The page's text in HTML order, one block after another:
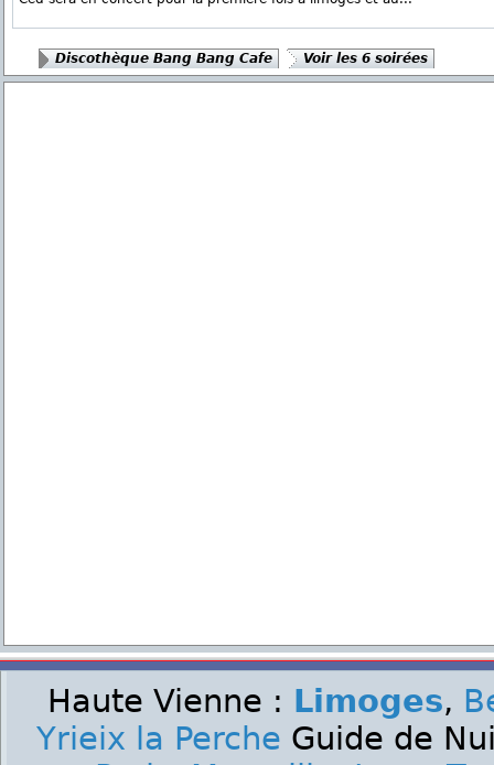
Discothèque Bang Bang Cafe Voir les 6 soirées
Haute Vienne : Limoges,
Yrieix la Perche Guide de